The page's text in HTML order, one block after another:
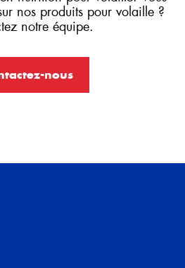
nos produits pour volaille ?
notre équipe.
nous